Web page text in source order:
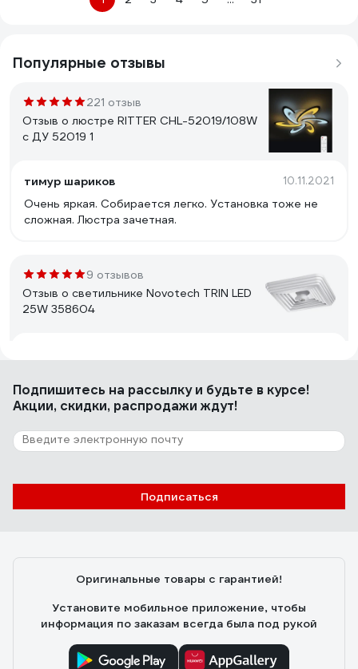
Популярные отзывы
221 отзыв
Отзыв о люстре RITTER CHL-52019/108W
с ДУ 52019 1
тимур шариков 10.11.2021
Очень яркая. Собирается легко. Установка тоже не
сложная. Люстра зачетная.
9 отзывов
Отзыв о светильнике Novotech TRIN LED
25W 358604
251 отзыв
Отзыв о люстре RITTER ROLO с ДУ 52Вт,
52360 4
Александр Ю.
10.11.2021
Подпишитесь на рассылкуи будьте в курсе!
Акции, скидки, распродажи ждут!
Подписаться
Оригинальные товары с гарантией!
Установите мобильное приложение, чтобы
информация по заказам всегда была под рукой